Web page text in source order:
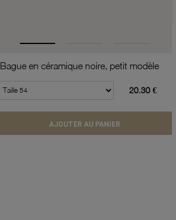
Bague en céramique noire, petit modèle
20.30 €
AJOUTER AU PANIER